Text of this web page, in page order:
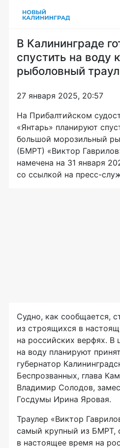
В Калининграде
спустить на воду
рыболовный
27 января 2025, 20:57
На Прибалтийском
«Янтарь» планируют
большой морозильный
(БМРТ) «Виктор
намечена на 31 января
со ссылкой на пресс-
Судно, как сообщается,
из строящихся в
на российских верфях. В
на воду планируют
губернатор
Беспрозванных, глава
Владимир Солодов,
Госдумы Ирина Яровая.
Траулер «Виктор
самый крупный из БМРТ,
в настоящее время на